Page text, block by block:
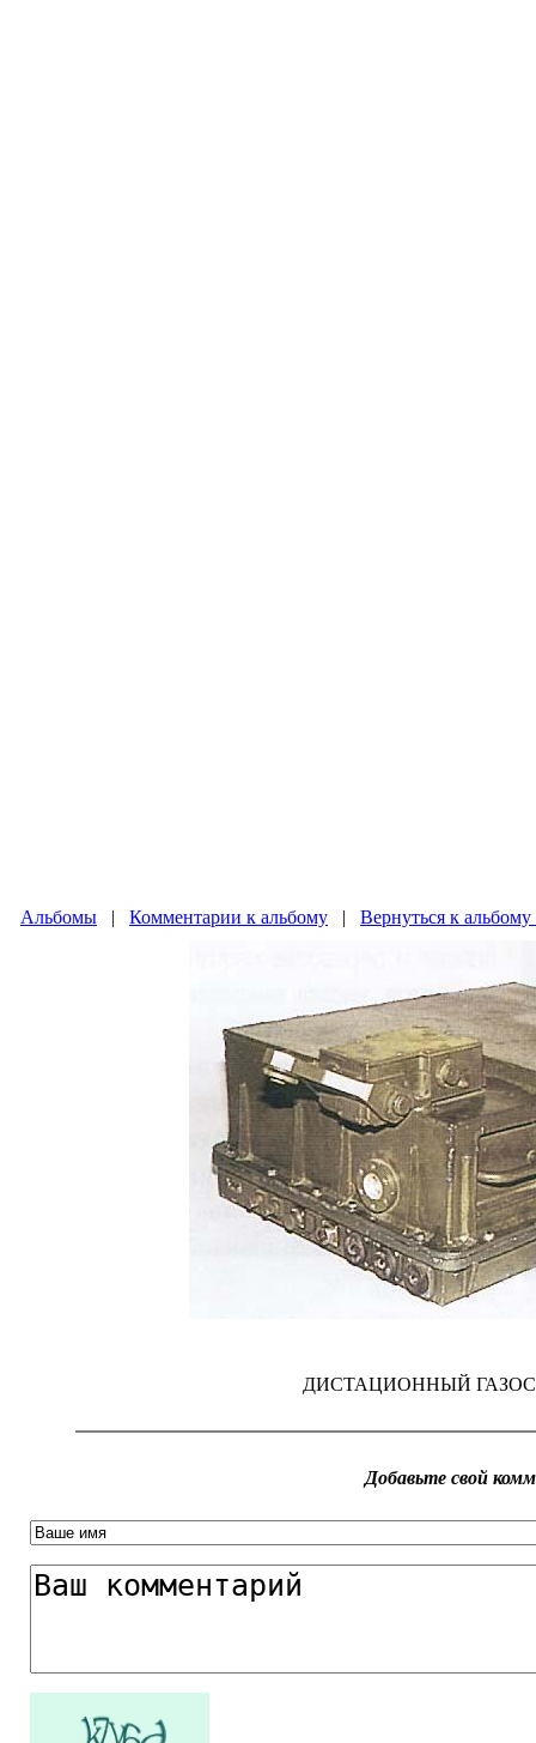
Альбомы | Комментарии к альбому | Вернуться к
ДИСТАЦИОННЫЙ
Добавьте свой